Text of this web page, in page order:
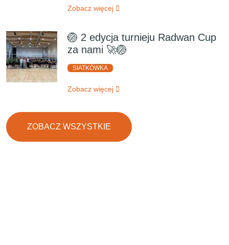
Zobacz więcej
🏐 2 edycja turnieju Radwan Cup
za nami 🚀🏐
SIATKÓWKA
Zobacz więcej
ZOBACZ WSZYSTKIE